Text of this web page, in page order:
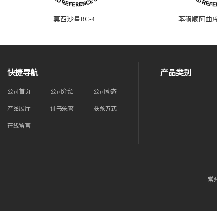
莫西沙星RC-4 苯磺顺阿曲
快捷导航
公司首页 公司介绍 公司动态
产品展厅 证书荣誉 联系方式
在线留言
产品类别
常